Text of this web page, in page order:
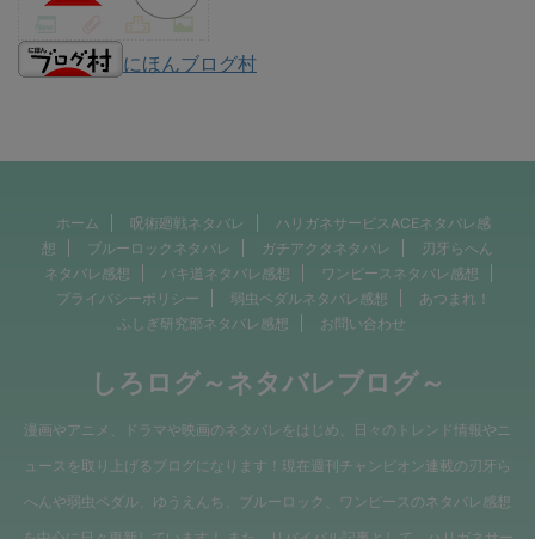
にほんブログ村
ホーム 呪術廻戦ネタバレ
ハリガネサービスACEネタバレ感
想
ブルーロックネタバレ ガチアクタネタバレ
刃牙らへん
ネタバレ感想
バキ道ネタバレ感想
ワンピースネタバレ感想
プライバシーポリシー
弱虫ペダルネタバレ感想
あつまれ！
ふしぎ研究部ネタバレ感想
お問い合わせ
しろログ～ネタバレブログ～
漫画やアニメ、ドラマや映画のネタバレをはじめ、日々のトレンド情報やニ
ュースを取り上げるブログになります！現在週刊チャンピオン連載の刃牙ら
へんや弱虫ペダル、ゆうえんち、ブルーロック、ワンピースのネタバレ感想